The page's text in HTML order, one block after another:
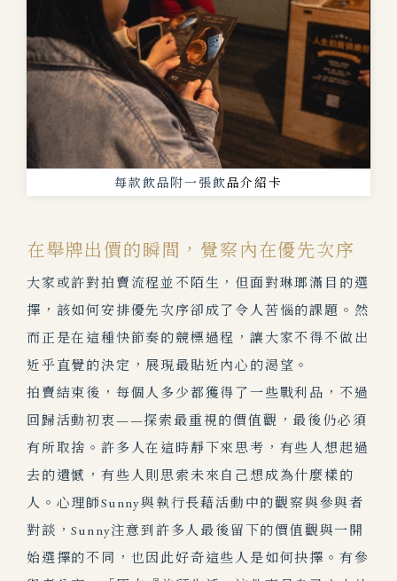
每款飲品附一張飲品介紹卡
在舉牌出價的瞬間，覺察內在優先次序
大家或許對拍賣流程並不陌生，但面對琳瑯滿目的選
擇，該如何安排優先次序卻成了令人苦惱的課題。然
而正是在這種快節奏的競標過程，讓大家不得不做出
近乎直覺的決定，展現最貼近內心的渴望。
拍賣結束後，每個人多少都獲得了一些戰利品，不過
回歸活動初衷——探索最重視的價值觀，最後仍必須
有所取捨。許多人在這時靜下來思考，有些人想起過
去的遺憾，有些人則思索未來自己想成為什麼樣的
人。心理師Sunny與執行長藉活動中的觀察與參與者
對談，Sunny注意到許多人最後留下的價值觀與一開
始選擇的不同，也因此好奇這些人是如何抉擇。有參